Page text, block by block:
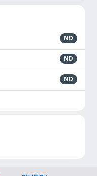
ND
ND
ND